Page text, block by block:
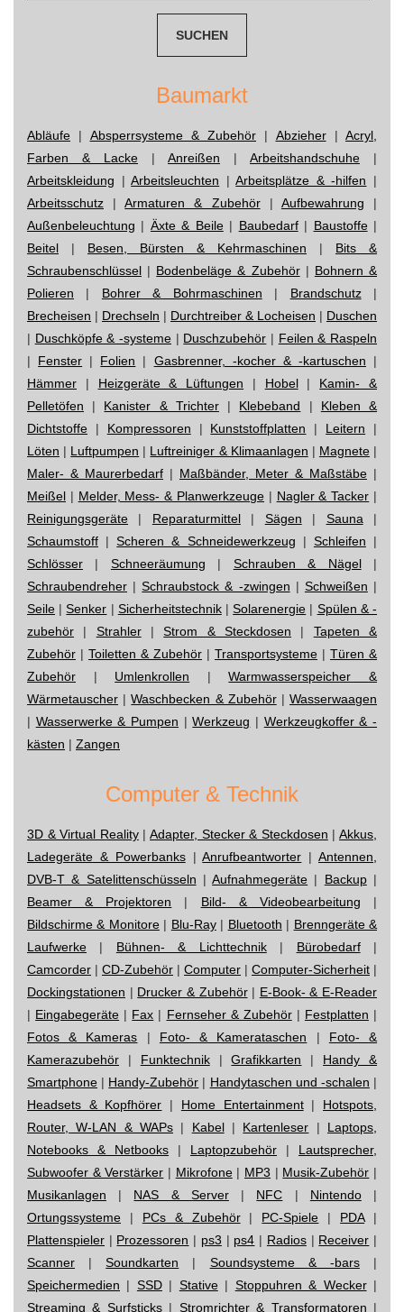
Baumarkt
Abläufe | Absperrsysteme & Zubehör | Abzieher| Acryl,
Farben & Lacke | Anreißen | Arbeitshandschuhe |
Arbeitskleidung |Arbeitsleuchten |Arbeitsplätze & -hilfen |
Arbeitsschutz |Armaturen & Zubehör| Aufbewahrung |
Außenbeleuchtung | Äxte & Beile| Baubedarf| Baustoffe|
Beitel | Besen, Bürsten & Kehrmaschinen | Bits &
Schraubenschlüssel | Bodenbeläge & Zubehör| Bohnern &
Polieren | Bohrer & Bohrmaschinen | Brandschutz|
Brecheisen | Drechseln | Durchtreiber & Locheisen | Duschen
| Duschköpfe & -systeme | Duschzubehör | Feilen & Raspeln
| Fenster | Folien | Gasbrenner, -kocher & -kartuschen |
Hämmer | Heizgeräte & Lüftungen | Hobel| Kamin- &
Pelletöfen | Kanister & Trichter| Klebeband | Kleben &
Dichtstoffe | Kompressoren | Kunststoffplatten | Leitern |
Löten | Luftpumpen | Luftreiniger & Klimaanlagen | Magnete|
Maler- & Maurerbedarf | Maßbänder, Meter & Maßstäbe |
Meißel | Melder, Mess- & Planwerkzeuge | Nagler & Tacker |
Reinigungsgeräte | Reparaturmittel| Sägen | Sauna |
Schaumstoff |Scheren & Schneidewerkzeug | Schleifen |
Schlösser | Schneeräumung | Schrauben & Nägel|
Schraubendreher |Schraubstock & -zwingen | Schweißen |
Seile |Senker | Sicherheitstechnik|Solarenergie | Spülen & -
zubehör | Strahler|Strom & Steckdosen | Tapeten &
Zubehör | Toiletten & Zubehör | Transportsysteme | Türen &
Zubehör | Umlenkrollen |Warmwasserspeicher &
Wärmetauscher |Waschbecken & Zubehör|Wasserwaagen
| Wasserwerke & Pumpen |Werkzeug | Werkzeugkoffer & -
kästen | Zangen
Computer & Technik
3D & Virtual Reality|Adapter, Stecker & Steckdosen |Akkus,
Ladegeräte & Powerbanks|Anrufbeantworter |Antennen,
DVB-T & Satelittenschüsseln |Aufnahmegeräte | Backup|
Beamer & Projektoren | Bild- & Videobearbeitung |
Bildschirme & Monitore| Blu-Ray| Bluetooth | Brenngeräte &
Laufwerke | Bühnen- & Lichttechnik| Bürobedarf|
Camcorder | CD-Zubehör | Computer | Computer-Sicherheit |
Dockingstationen | Drucker & Zubehör| E-Book- & E-Reader
| Eingabegeräte | Fax | Fernseher & Zubehör| Festplatten |
Fotos & Kameras | Foto- & Kamerataschen | Foto- &
Kamerazubehör | Funktechnik|Grafikkarten | Handy &
Smartphone | Handy-Zubehör | Handytaschen und -schalen |
Headsets & Kopfhörer | Home Entertainment| Hotspots,
Router, W-LAN & WAPs | Kabel| Kartenleser | Laptops,
Notebooks & Netbooks | Laptopzubehör | Lautsprecher,
Subwoofer & Verstärker | Mikrofone| MP3 | Musik-Zubehör |
Musikanlagen | NAS & Server| NFC | Nintendo|
Ortungssysteme | PCs & Zubehör| PC-Spiele | PDA|
Plattenspieler | Prozessoren | ps3 | ps4 | Radios| Receiver |
Scanner |Soundkarten | Soundsysteme & -bars|
Speichermedien | SSD| Stative| Stoppuhren & Wecker|
Streaming & Surfsticks| Stromrichter & Transformatoren |